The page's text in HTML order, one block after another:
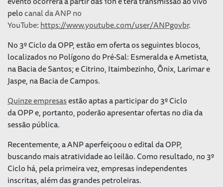
pelocanal da ANP no
YouTube:https://www.youtube.com/user/ANPgovbr.
No 3º Ciclo da OPP, estão em oferta os seguintes blocos,
localizados no Polígono do Pré-Sal: Esmeralda e Ametista,
na Bacia de Santos; e Citrino, Itaimbezinho, Ônix, Larimar e
Jaspe, na Bacia de Campos.
Quinze empresasestão aptas a participar do 3º Ciclo
da OPP e, portanto, poderão apresentar ofertas no dia da
sessão pública.
Recentemente, a ANP aperfeiçoou o edital da OPP,
buscando mais atratividade ao leilão. Como resultado, no 3º
Ciclo há, pela primeira vez, empresas independentes
inscritas, além das grandes petroleiras.